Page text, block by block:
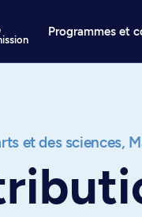
Programmes et
et des sciences,